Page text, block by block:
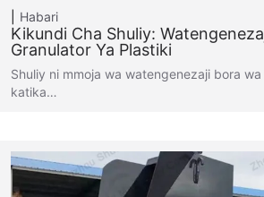
Habari
Kikundi Cha Shuliy:
Granulator Ya Plastiki
Shuliy ni mmoja wa watengenezaji bora
katika…